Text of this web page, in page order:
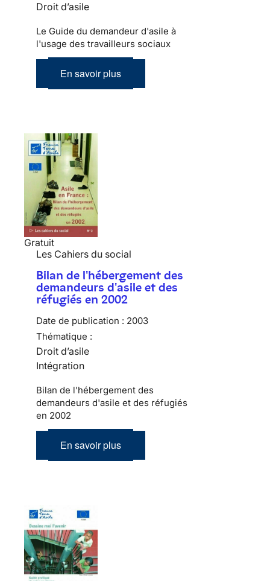
Droit d’asile
Le Guide du demandeur d'asile à
l'usage des travailleurs sociaux
En savoir plus
Gratuit
Les Cahiers du social
Bilan de l'hébergement des
demandeurs d'asile et des
réfugiés en 2002
Date de publication : 2003
Thématique :
Droit d’asile
Intégration
Bilan de l'hébergement des
demandeurs d'asile et des réfugiés
en 2002
En savoir plus